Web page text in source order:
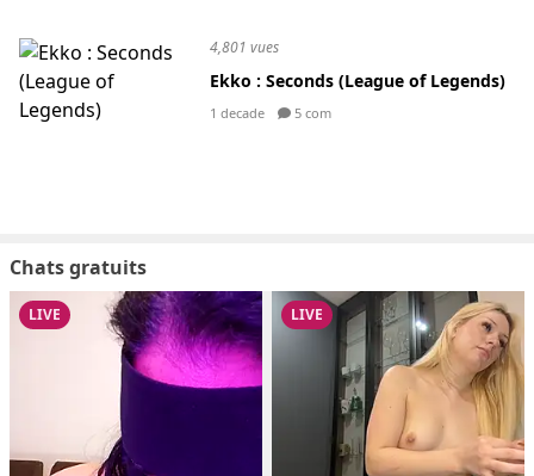
4,801 vues
Ekko : Seconds (League of Legends)
1 decade 5 com
Chats gratuits